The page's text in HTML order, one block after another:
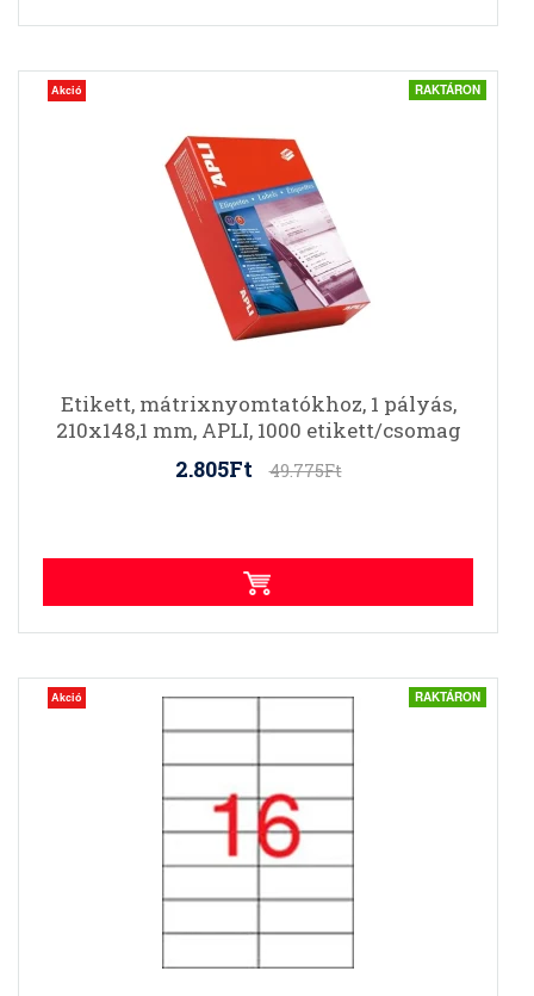
Akció RAKTÁRON
Etikett, mátrixnyomtatókhoz, 1 pályás,
210x148,1 mm, APLI, 1000 etikett/csomag
2.805Ft 49.775Ft
Akció RAKTÁRON